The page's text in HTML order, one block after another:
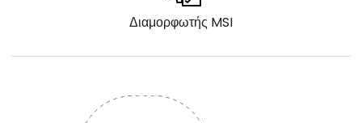
Διαμορφωτής MSI